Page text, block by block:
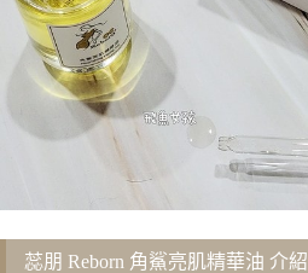
蕊朋 Reborn 角鯊亮肌精華油 介紹